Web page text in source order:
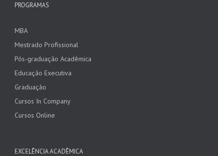
PROGRAMAS
MBA
Mestrado Profissional
Pós-graduação Acadêmica
Educação Executiva
Graduação
Cursos In Company
Cursos Online
EXCELÊNCIA ACADÊMICA